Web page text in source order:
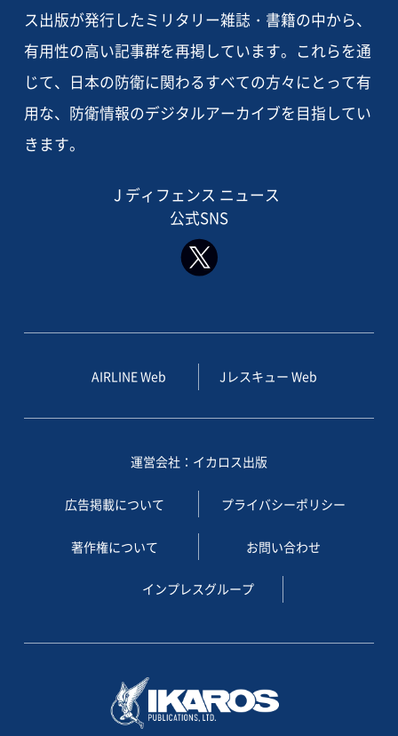
ス出版が発行したミリタリー雑誌・書籍の中から、
有用性の高い記事群を再掲しています。これらを通
じて、日本の防衛に関わるすべての方々にとって有
用な、防衛情報のデジタルアーカイブを目指してい
きます。
J ディフェンス ニュース
公式SNS
AIRLINE Web Jレスキュー Web
運営会社：イカロス出版
広告掲載について プライバシーポリシー
著作権について お問い合わせ
インプレスグループ